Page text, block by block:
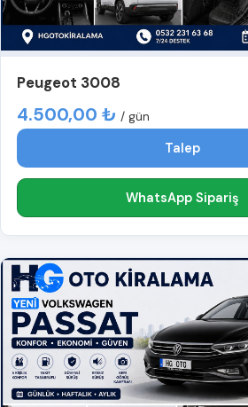
Peugeot 3008
4.500,00 ₺ / gün
Talep
WhatsApp Sipariş